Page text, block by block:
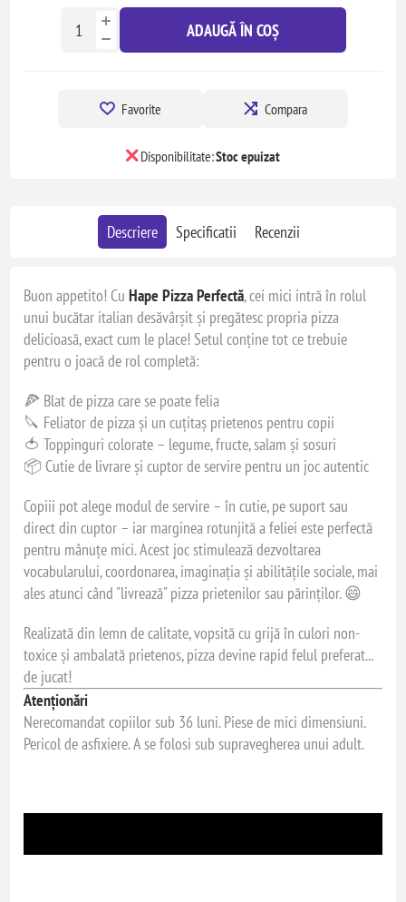
ADAUGĂ ÎN COȘ
Favorite Compara
Disponibilitate:Stoc epuizat
Descriere Specificatii Recenzii
Buon appetito! CuHape Pizza Perfectă, cei mici intră în rolul
unui bucătar italian desăvârșit și pregătesc propria pizza
delicioasă, exact cum le place! Setul conține tot ce trebuie
pentru o joacă de rol completă:
🍕 Blat de pizza care se poate felia
🔪 Feliator de pizza și un cuțitaș prietenos pentru copii
🍅 Toppinguri colorate – legume, fructe, salam și sosuri
📦 Cutie de livrare și cuptor de servire pentru un joc autentic
Copiii pot alege modul de servire – în cutie, pe suport sau
direct din cuptor – iar marginea rotunjită a feliei este perfectă
pentru mânuțe mici. Acest joc stimulează dezvoltarea
vocabularului, coordonarea, imaginația și abilitățile sociale, mai
ales atunci când "livrează" pizza prietenilor sau părinților. 😄
Realizată din lemn de calitate, vopsită cu grijă în culori non-
toxice și ambalată prietenos, pizza devine rapid felul preferat...
de jucat!
Atenționări
Nerecomandat copiilor sub 36 luni. Piese de mici dimensiuni.
Pericol de asfixiere. A se folosi sub supravegherea unui adult.